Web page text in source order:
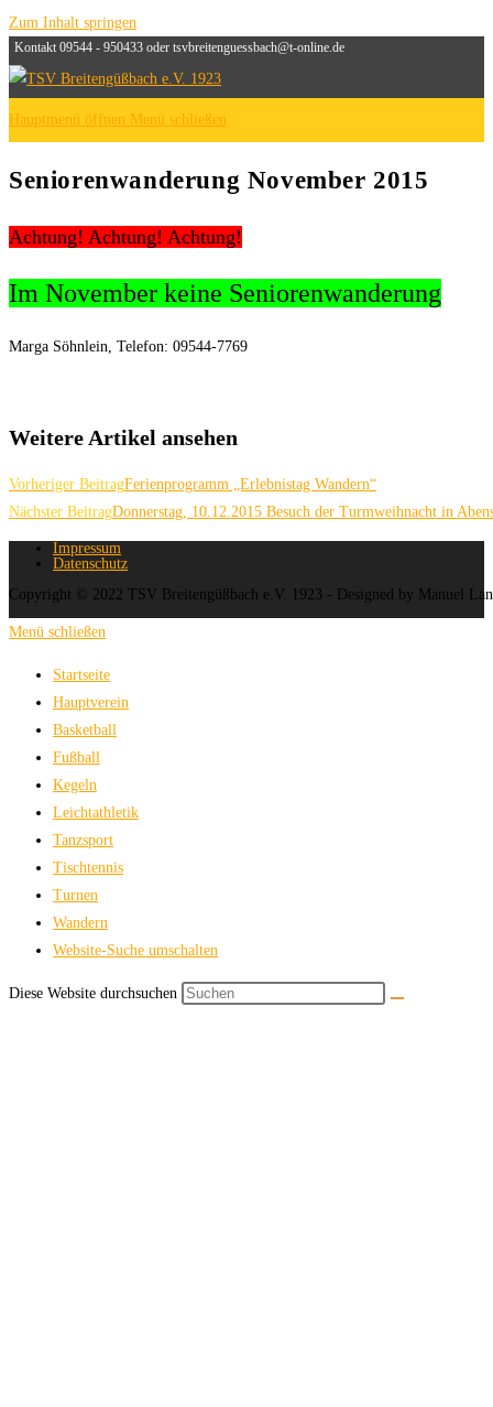
Zum Inhalt springen
Kontakt 09544 - 950433 oder tsvbreitenguessbach@t-online.de
Hauptmenü öffnen Menü schließen
Seniorenwanderung November 2015
Achtung! Achtung! Achtung!
Im November keine Seniorenwanderung
Marga Söhnlein, Telefon: 09544-7769
Weitere Artikel ansehen
Vorheriger BeitragFerienprogramm „Erlebnistag Wandern“
Nächster BeitragDonnerstag, 10.12.2015 Besuch der Turmweihnacht in
Impressum
Datenschutz
Copyright © 2022 TSV Breitengüßbach e.V. 1923 - Designed by Manuel
Menü schließen
Startseite
Hauptverein
Basketball
Fußball
Kegeln
Leichtathletik
Tanzsport
Tischtennis
Turnen
Wandern
Website-Suche umschalten
Diese Website durchsuchen